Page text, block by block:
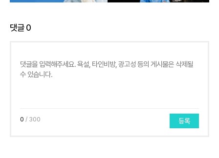
댓글0
0 / 300 등록